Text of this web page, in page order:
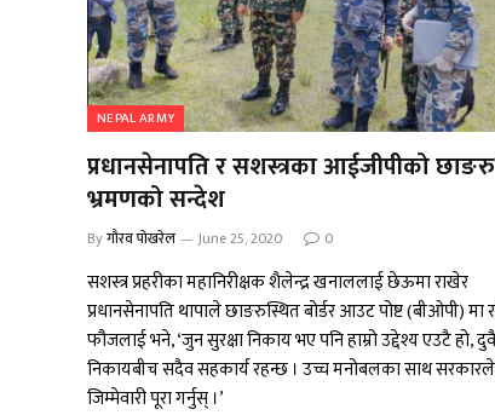
NEPAL ARMY
प्रधानसेनापति र सशस्त्रका आईजीपीको छाङरु
भ्रमणको सन्देश
Byगौरव पोखरेल June 25, 2020 0
सशस्त्र प्रहरीका महानिरीक्षक शैलेन्द्र खनाललाई छेऊमा राखेर
प्रधानसेनापति थापाले छाङरुस्थित बोर्डर आउट पोष्ट (बीओपी) मा
फौजलाई भने, ‘जुन सुरक्षा निकाय भए पनि हाम्रो उद्देश्य एउटै हो, दुवै
निकायबीच सदैव सहकार्य रहन्छ । उच्च मनोबलका साथ
जिम्मेवारी पूरा गर्नुस् ।’